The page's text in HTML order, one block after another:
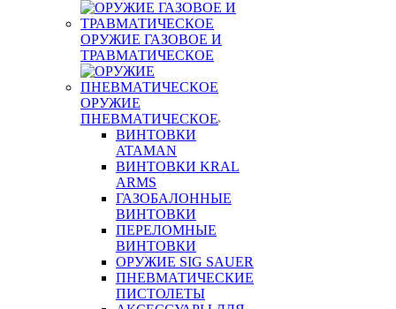
ОРУЖИЕ ГАЗОВОЕ И
ТРАВМАТИЧЕСКОЕ
ОРУЖИЕ
ПНЕВМАТИЧЕСКОЕ
ВИНТОВКИ
ATAMAN
ВИНТОВКИ KRAL
ARMS
ГАЗОБАЛОННЫЕ
ВИНТОВКИ
ПЕРЕЛОМНЫЕ
ВИНТОВКИ
ОРУЖИЕ SIG SAUER
ПНЕВМАТИЧЕСКИЕ
ПИСТОЛЕТЫ